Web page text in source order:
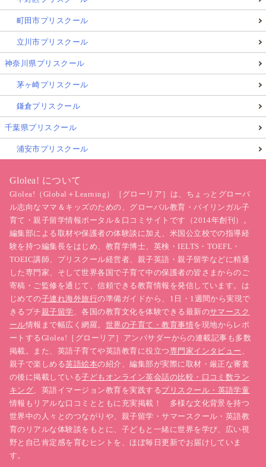
町田市プリスクール
立川市プリスクール
神奈川県プリスクール
茅ヶ崎プリスクール
鎌倉プリスクール
千葉県プリスクール
浦安市プリスクール
Glolea! について
Glolea!（Global＋Learning）［グローリア］は、ちょっとグローバ
ル志向なママ＆キッズのための、グローバル教育・バイリンガル子
育て・親子留学情報ポータル＆口コミサイトです（2014年創刊）。
編集部による取材や保護者の体験談に加え、米国公立校での指導経
験を持つ編集長をはじめ、教育学博士、英検・IELTS・TOEFL・
TOEIC講師、プリスクール経営者、親子英語・親子留学などに精通
した専門家、そして世界各国で子育て中の保護者の皆さまからのご
寄稿・ご監修を通じて、信頼できる教育情報を発信しています。は
じめての子連れ海外旅行の準備ガイドから、1日・1週間から実現で
きるプチ親子留学、各国の教育文化を体験できる最新のサマースク
ール情報まで幅広く網羅。 世界の子育て・教育事情を現地からレポ
ートするGlolea!［グローリア］アンバサダーからの連載記事も多数
掲載。また、英語子育てや英語教育に役立つ専門家インタビュー 、
親子で楽しめる英語絵本の紹介、編集部が実際に取材・厳正な審査
の後に掲載している子どもオンライン英会話の比較・口コミ数ラン
キング、英語イマージョン教育を実践するプリスクール・英語学童
情報もリアルな口コミとともに充実掲載！ 多様な文化背景を持つ
世界中の人々とのつながりや、親子留学・サマースクール・英語教
育のリアルな体験談をもとに、子どもと一緒に世界を学び、広い視
野と自己肯定感を育むヒントを、ほぼ毎日更新でお届けしていま
す。